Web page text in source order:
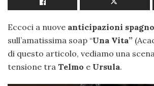
Eccoci a nuove anticipazioni
sull’amatissima soap “Una Vita”
di questo articolo, vediamo una
tensione tra Telmo e Ursula.